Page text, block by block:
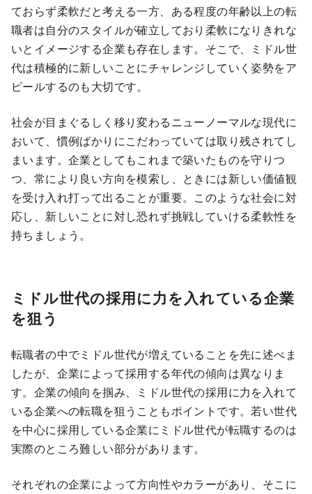
ておらず柔軟だと考える一方、ある程度の年齢以上の転
職者は自分のスタイルが確立しており柔軟になりきれな
いとイメージする企業も存在します。そこで、ミドル世
代は積極的に新しいことにチャレンジしていく姿勢をア
ピールするのも大切です。
社会が目まぐるしく移り変わるニューノーマルな現代に
おいて、慣例ばかりにこだわっていては取り残されてし
まいます。企業としてもこれまで築いたものを守りつ
つ、常により良い方向を模索し、ときには新しい価値観
を受け入れ打って出ることが重要。このような社会に対
応し、新しいことに対し恐れず挑戦していける柔軟性を
持ちましょう。
ミドル世代の採用に力を入れている企業
を狙う
転職者の中でミドル世代が増えていることを先に述べま
したが、企業によって採用する年代の傾向は異なりま
す。企業の傾向を掴み、ミドル世代の採用に力を入れて
いる企業への転職を狙うこともポイントです。若い世代
を中心に採用している企業にミドル世代が転職するのは
実際のところ難しい部分があります。
それぞれの企業によって方向性やカラーがあり、そこに